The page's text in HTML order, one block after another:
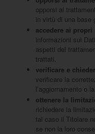
opporsi al
in virtù di una base
accedere ai propri
informazioni sui
aspetti del
trattati.
verificare e
verificare la
l’aggiornamento o
ottenere la
richiedere la
tal caso il Titolare
se non la loro